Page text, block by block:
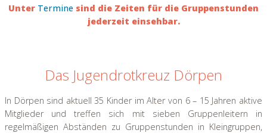
Unter Termine sind die Zeiten für die Gruppenstunden
jederzeit einsehbar.
Das Jugendrotkreuz Dörpen
In Dörpen sind aktuell 35 Kinder im Alter von 6 – 15 Jahren aktive
Mitglieder und treffen sich mit sieben Gruppenleitern in
regelmäßigen Abständen zu Gruppenstunden in Kleingruppen,